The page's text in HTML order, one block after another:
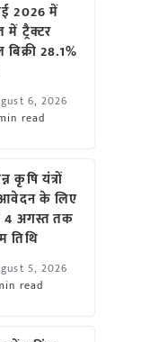
2026 में
में ट्रैक्टर
बिक्री 28.1%
6, 2026
read
कृषि यंत्रों
के लिए
अगस्त तक
तिथि
5, 2026
read